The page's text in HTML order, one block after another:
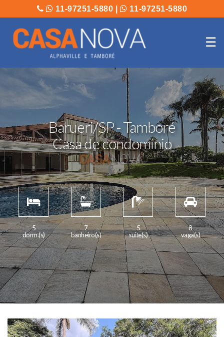
11-97251-5880 11-97251-5880
☰
Barueri/SP - Tamboré
Casa de condomínio
5
dorm.(s)
7
banheiro(s)
5
suite(s)
8
vaga(s)